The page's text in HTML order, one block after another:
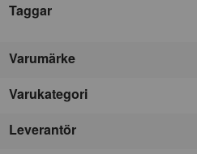
Taggar
Varumärke
Varukategori
Leverantör